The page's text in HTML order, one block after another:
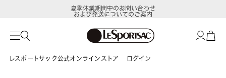
夏季休業期間中のお問い合わせ
および発送についてのご案内
レスポートサック公式オンラインストア ログイン